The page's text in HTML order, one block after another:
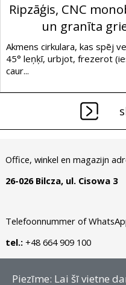
Ripzāģis, CNC
un granīta
Akmens cirkulara, kas spēj
45° leņķī, urbjot, frezerot
caur...
Office, winkel en magazijn
26-026 Bilcza, ul. Cisowa 3
Telefoonnummer of
tel.:+48 664 909 100
Autortiesības © 2026 -
Piezīme: Lai šī vietne